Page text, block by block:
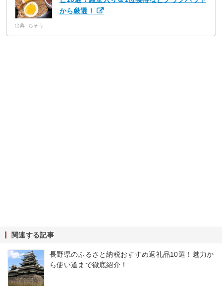
から厳選！
出典: ちそう
関連する記事
長野県のふるさと納税おすすめ返礼品10選！魅力か
ら使い道まで徹底紹介！